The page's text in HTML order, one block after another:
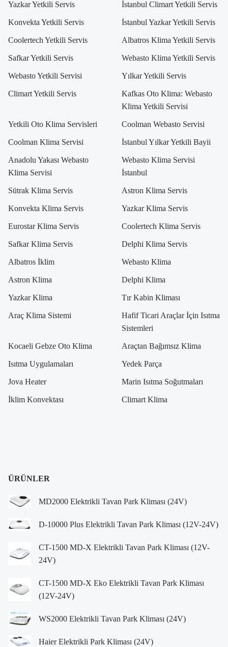
Yazkar Yetkili Servis İstanbul Climart Yetkili Servis
Konvekta Yetkili Servis İstanbul Yazkar Yetkili Servis
Coolertech Yetkili Servis Albatros Klima Yetkili Servis
Safkar Yetkili Servis Webasto Klima Yetkili Servis
Webasto Yetkili Servisi Yılkar Yetkili Servis
Climart Yetkili Servis
Kafkas Oto Klima: Webasto
Klima Yetkili Servisi
Yetkili Oto Klima Servisleri Coolman Webasto Servisi
Coolman Klima Servisi İstanbul Yılkar Yetkili Bayii
Anadolu Yakası Webasto
Klima Servisi
Webasto Klima Servisi
İstanbul
Sütrak Klima Servis Astron Klima Servis
Konvekta Klima Servis Yazkar Klima Servis
Eurostar Klima Servis Coolertech Klima Servis
Safkar Klima Servis Delphi Klima Servis
Albatros İklim Webasto Klima
Astron Klima Delphi Klima
Yazkar Klima Tır Kabin Kliması
Araç Klima Sistemi
Hafif Ticari Araçlar İçin Isıtma
Sistemleri
Kocaeli Gebze Oto Klima Araçtan Bağımsız Klima
Isıtma Uygulamaları Yedek Parça
Jova Heater Marin Isıtma Soğutmaları
İklim Konvektası Climart Klima
ÜRÜNLER
MD2000 Elektrikli Tavan Park Kliması (24V)
D-10000 Plus Elektrikli Tavan Park Kliması (12V-24V)
CT-1500 MD-X Elektrikli Tavan Park Kliması (12V-
24V)
CT-1500 MD-X Eko Elektrikli Tavan Park Kliması
(12V-24V)
WS2000 Elektrikli Tavan Park Kliması (24V)
Haier Elektrikli Park Kliması (24V)